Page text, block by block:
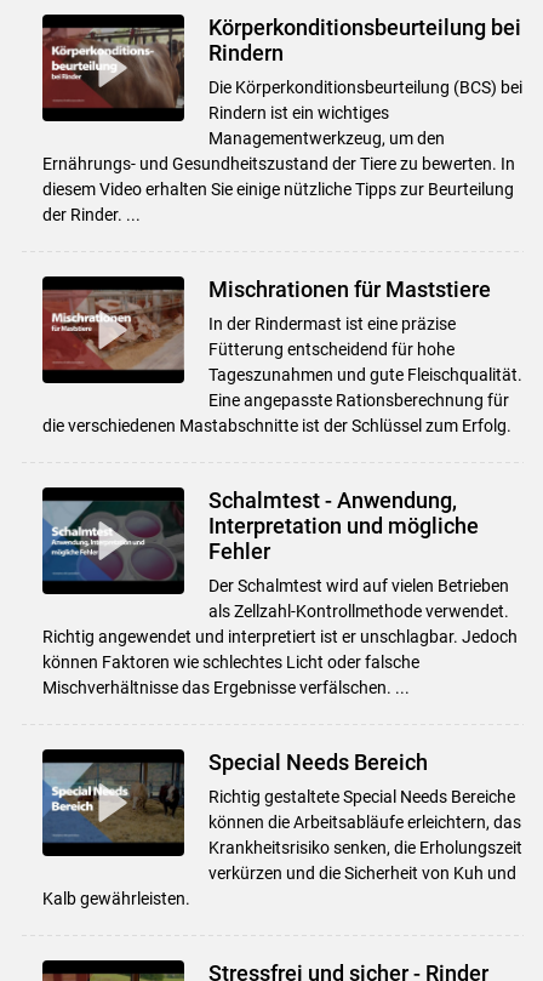
Skip to main content
Körperkonditionsbeurteilung bei
Rindern
Die Körperkonditionsbeurteilung (BCS) bei
Rindern ist ein wichtiges
Managementwerkzeug, um den
Ernährungs- und Gesundheitszustand der Tiere zu bewerten. In
diesem Video erhalten Sie einige nützliche Tipps zur Beurteilung
der Rinder. ...
Mischrationen für Maststiere
In der Rindermast ist eine präzise
Fütterung entscheidend für hohe
Tageszunahmen und gute Fleischqualität.
Eine angepasste Rationsberechnung für
die verschiedenen Mastabschnitte ist der Schlüssel zum Erfolg.
Schalmtest - Anwendung,
Interpretation und mögliche
Fehler
Der Schalmtest wird auf vielen Betrieben
als Zellzahl-Kontrollmethode verwendet.
Richtig angewendet und interpretiert ist er unschlagbar. Jedoch
können Faktoren wie schlechtes Licht oder falsche
Mischverhältnisse das Ergebnisse verfälschen. ...
Special Needs Bereich
Richtig gestaltete Special Needs Bereiche
können die Arbeitsabläufe erleichtern, das
Krankheitsrisiko senken, die Erholungszeit
verkürzen und die Sicherheit von Kuh und
Kalb gewährleisten.
Stressfrei und sicher - Rinder